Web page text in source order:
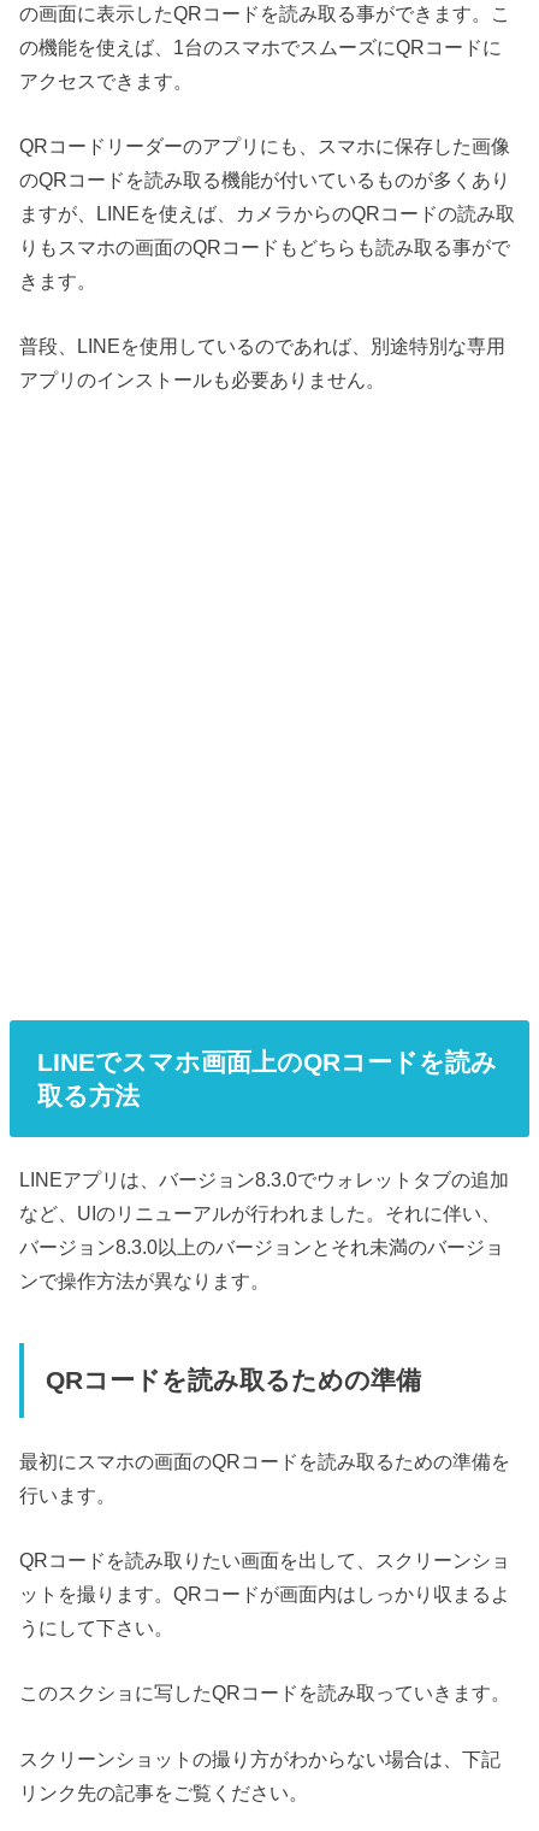
の画面に表示したQRコードを読み取る事ができます。こ
の機能を使えば、1台のスマホでスムーズにQRコードに
アクセスできます。
QRコードリーダーのアプリにも、スマホに保存した画像
のQRコードを読み取る機能が付いているものが多くあり
ますが、LINEを使えば、カメラからのQRコードの読み取
りもスマホの画面のQRコードもどちらも読み取る事がで
きます。
普段、LINEを使用しているのであれば、別途特別な専用
アプリのインストールも必要ありません。
LINEでスマホ画面上のQRコードを読み
取る方法
LINEアプリは、バージョン8.3.0でウォレットタブの追加
など、UIのリニューアルが行われました。それに伴い、
バージョン8.3.0以上のバージョンとそれ未満のバージョ
ンで操作方法が異なります。
QRコードを読み取るための準備
最初にスマホの画面のQRコードを読み取るための準備を
行います。
QRコードを読み取りたい画面を出して、スクリーンショ
ットを撮ります。QRコードが画面内はしっかり収まるよ
うにして下さい。
このスクショに写したQRコードを読み取っていきます。
スクリーンショットの撮り方がわからない場合は、下記
リンク先の記事をご覧ください。